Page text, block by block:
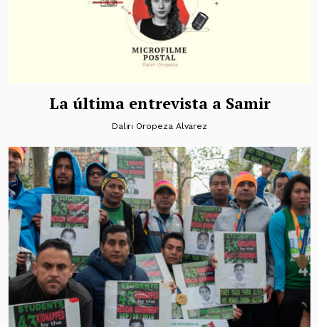
La última entrevista a Samir
Daliri Oropeza Alvarez